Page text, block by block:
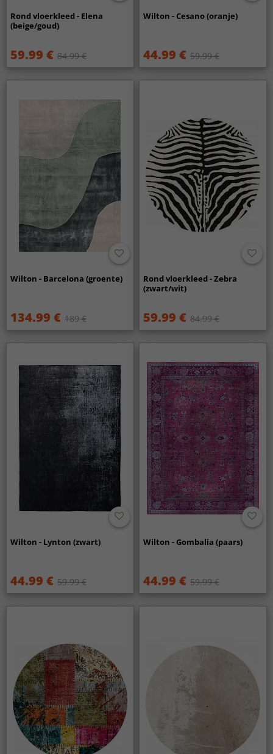
Rond vloerkleed - Elena
(beige/goud)
59.99 € 84.99 €
Wilton - Cesano (oranje)
44.99 € 59.99 €
Wilton - Barcelona (groente)
134.99 € 189 €
Rond vloerkleed - Zebra
(zwart/wit)
59.99 € 84.99 €
Wilton - Lynton (zwart)
44.99 € 59.99 €
Wilton - Gombalia (paars)
44.99 € 59.99 €